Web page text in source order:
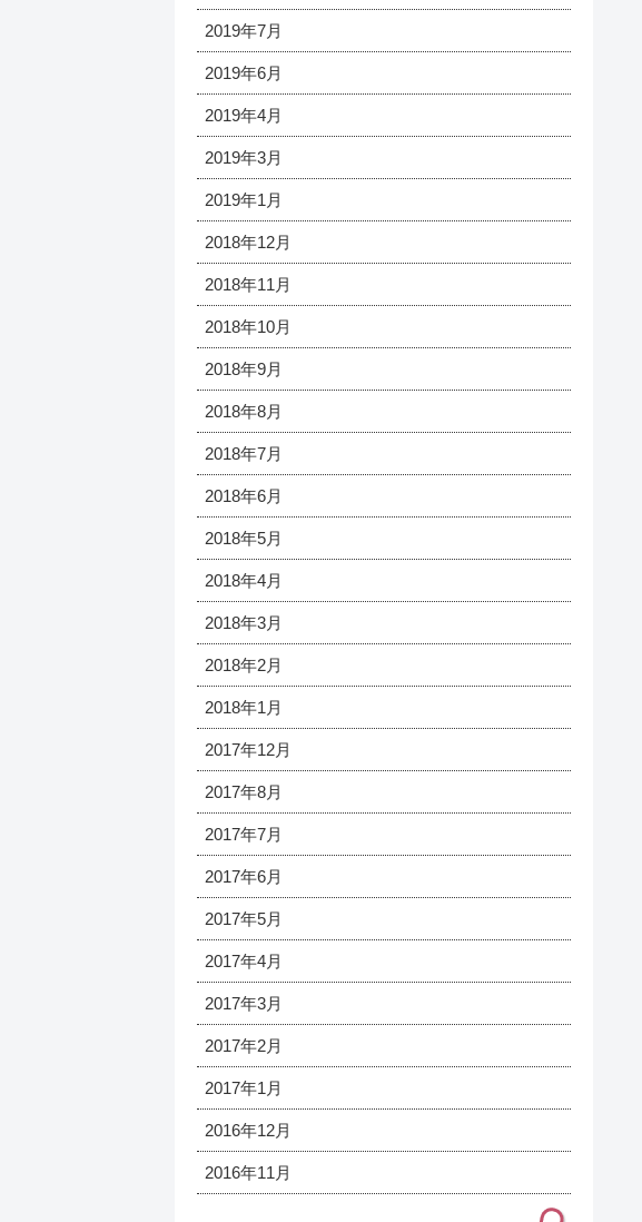
2019年7月
2019年6月
2019年4月
2019年3月
2019年1月
2018年12月
2018年11月
2018年10月
2018年9月
2018年8月
2018年7月
2018年6月
2018年5月
2018年4月
2018年3月
2018年2月
2018年1月
2017年12月
2017年8月
2017年7月
2017年6月
2017年5月
2017年4月
2017年3月
2017年2月
2017年1月
2016年12月
2016年11月